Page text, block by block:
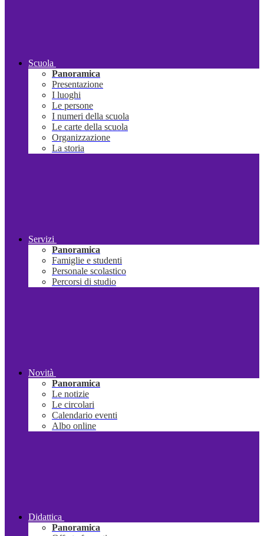
Scuola
Panoramica
Presentazione
I luoghi
Le persone
I numeri della scuola
Le carte della scuola
Organizzazione
La storia
Servizi
Panoramica
Famiglie e studenti
Personale scolastico
Percorsi di studio
Novità
Panoramica
Le notizie
Le circolari
Calendario eventi
Albo online
Didattica
Panoramica